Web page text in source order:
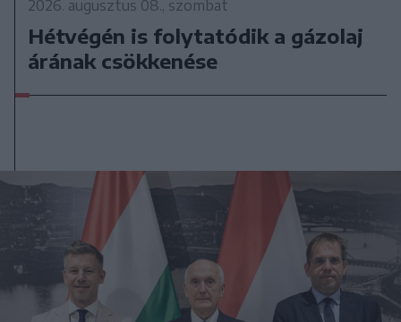
2026. augusztus 08., szombat
Hétvégén is folytatódik a gázolaj
árának csökkenése